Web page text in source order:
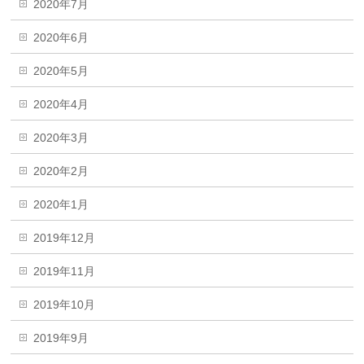
2020年7月
2020年6月
2020年5月
2020年4月
2020年3月
2020年2月
2020年1月
2019年12月
2019年11月
2019年10月
2019年9月